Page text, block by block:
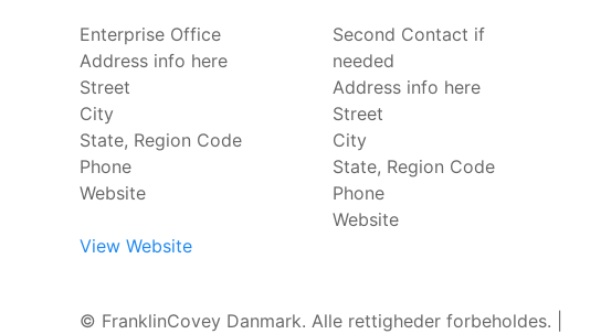
Enterprise Office
Address info here
Street
City
State, Region Code
Phone
Website
Second Contact if
needed
Address info here
Street
City
State, Region Code
Phone
Website
View Website
©️ FranklinCovey Danmark. Alle rettigheder forbeholdes. |